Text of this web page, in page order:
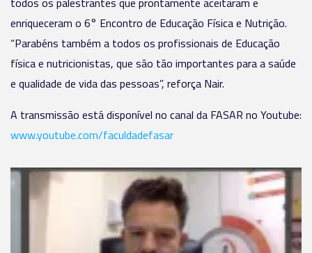
enriqueceram o 6° Encontro de Educação Física e Nutrição.
“Parabéns também a todos os profissionais de Educação
física e nutricionistas, que são tão importantes para a saúde
e qualidade de vida das pessoas”, reforça Nair.
A transmissão está disponível no canal da FASAR no Youtube:
www.youtube.com/faculdadefasar